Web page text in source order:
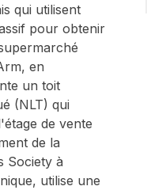
qui utilisent
pour obtenir
en
un toit
(NLT) qui
de vente
de la
Society à
utilise une